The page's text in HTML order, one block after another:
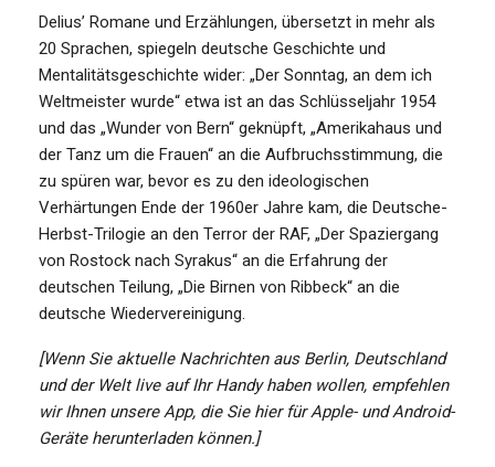
Delius’ Romane und Erzählungen, übersetzt in mehr als
20 Sprachen, spiegeln deutsche Geschichte und
Mentalitätsgeschichte wider: „Der Sonntag, an dem ich
Weltmeister wurde“ etwa ist an das Schlüsseljahr 1954
und das „Wunder von Bern“ geknüpft, „Amerikahaus und
der Tanz um die Frauen“ an die Aufbruchsstimmung, die
zu spüren war, bevor es zu den ideologischen
Verhärtungen Ende der 1960er Jahre kam, die Deutsche-
Herbst-Trilogie an den Terror der RAF, „Der Spaziergang
von Rostock nach Syrakus“ an die Erfahrung der
deutschen Teilung, „Die Birnen von Ribbeck“ an die
deutsche Wiedervereinigung.
[Wenn Sie aktuelle Nachrichten aus Berlin, Deutschland
und der Welt live auf Ihr Handy haben wollen, empfehlen
wir Ihnen unsere App, die Sie hier für Apple- und Android-
Geräte herunterladen können.]